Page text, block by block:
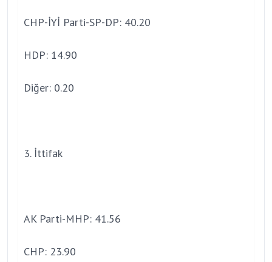
CHP-İYİ Parti-SP-DP: 40.20
HDP: 14.90
Diğer: 0.20
3. İttifak
AK Parti-MHP: 41.56
CHP: 23.90